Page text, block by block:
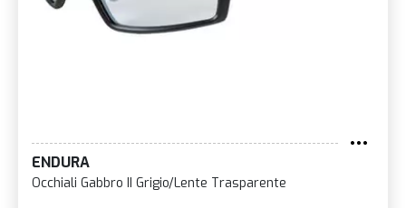
ENDURA
Occhiali Gabbro II Grigio/Lente Trasparente